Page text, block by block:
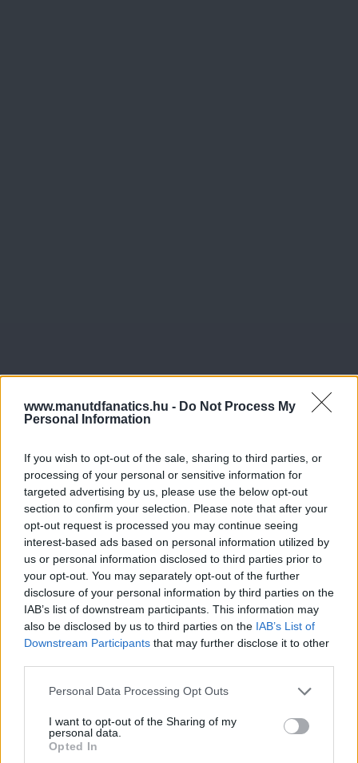
www.manutdfanatics.hu - Do Not Process My
Personal Information
If you wish to opt-out of the sale, sharing to third parties, or
processing of your personal or sensitive information for
targeted advertising by us, please use the below opt-out
section to confirm your selection. Please note that after your
opt-out request is processed you may continue seeing
interest-based ads based on personal information utilized by
us or personal information disclosed to third parties prior to
your opt-out. You may separately opt-out of the further
disclosure of your personal information by third parties on the
IAB’s list of downstream participants. This information may
also be disclosed by us to third parties on the IAB’s List of
Downstream Participants that may further disclose it to other
Please note that this website/app uses one or more Google
not limited to your visit or usage behaviour. You may click to
grant or deny consent to Google and its third-party tags to
use your data for below specified purposes in below Google
Personal Data Processing Opt Outs
I want to opt-out of the Sharing of my
personal data.
Opted In